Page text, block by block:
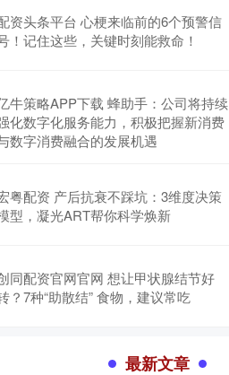
资头条平台 心梗来临前的6个预警信
！记住这些，关键时刻能救命！
牛策略APP下载 蜂助手：公司将持续
化数字化服务能力，积极把握新消费
数字消费融合的发展机遇
粤配资 产后抗衰不踩坑：3维度决策
型，凝光ART帮你科学焕新
同配资官网官网 想让甲状腺结节好
？7种“助散结” 食物，建议常吃
最新文章